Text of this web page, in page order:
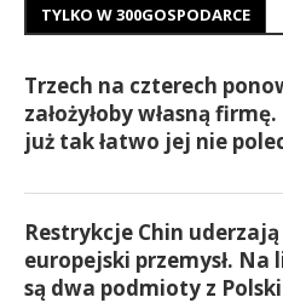
TYLKO W 300GOSPODARCE
Trzech na czterech
założyłoby własną
już tak łatwo jej nie
Restrykcje Chin
europejski przemysł. Na
są dwa podmioty z Polski